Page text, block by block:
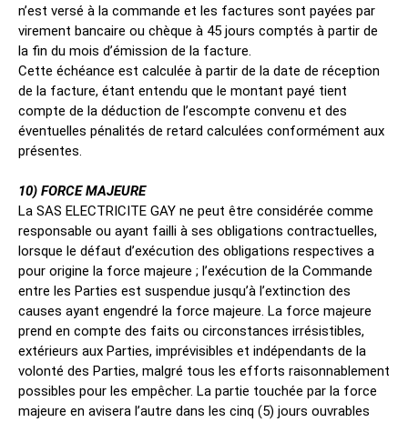
n’est versé à la commande et les factures sont payées par
virement bancaire ou chèque à 45 jours comptés à partir de
la fin du mois d’émission de la facture.
Cette échéance est calculée à partir de la date de réception
de la facture, étant entendu que le montant payé tient
compte de la déduction de l’escompte convenu et des
éventuelles pénalités de retard calculées conformément aux
présentes.
10) FORCE MAJEURE
La SAS ELECTRICITE GAY ne peut être considérée comme
responsable ou ayant failli à ses obligations contractuelles,
lorsque le défaut d’exécution des obligations respectives a
pour origine la force majeure ; l’exécution de la Commande
entre les Parties est suspendue jusqu’à l’extinction des
causes ayant engendré la force majeure. La force majeure
prend en compte des faits ou circonstances irrésistibles,
extérieurs aux Parties, imprévisibles et indépendants de la
volonté des Parties, malgré tous les efforts raisonnablement
possibles pour les empêcher. La partie touchée par la force
majeure en avisera l’autre dans les cinq (5) jours ouvrables